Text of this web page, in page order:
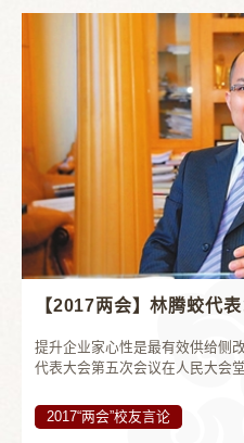
提升企业家心性是最有效供给侧改革 3月5日上午，十二届全
代表大会第五次会议在人民大会
府工作报告的坚定信心。...
2017“两会”校友言论